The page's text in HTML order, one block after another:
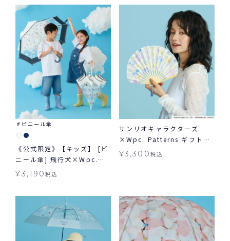
ビニール傘
《公式限定》【キッズ】 [ビ
ニール傘] 飛行犬×Wpc.
KIDS 空飛ぶワンブレラ キッ
¥3,190税込
サンリオキャラクターズ
×Wpc. Patterns ギフトボ
ックス入り扇子 グッズ ギフ
¥3,300 税込